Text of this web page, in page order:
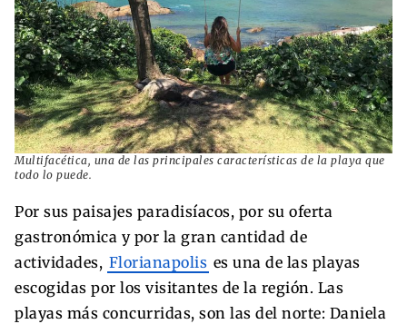
Multifacética, una de las principales características de la playa que
todo lo puede.
Por sus paisajes paradisíacos, por su oferta
gastronómica y por la gran cantidad de
actividades, Florianapolis es una de las playas
escogidas por los visitantes de la región. Las
playas más concurridas, son las del norte: Daniela